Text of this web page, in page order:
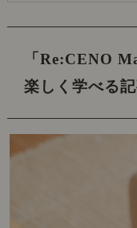
「Re:CENO
楽しく学べる